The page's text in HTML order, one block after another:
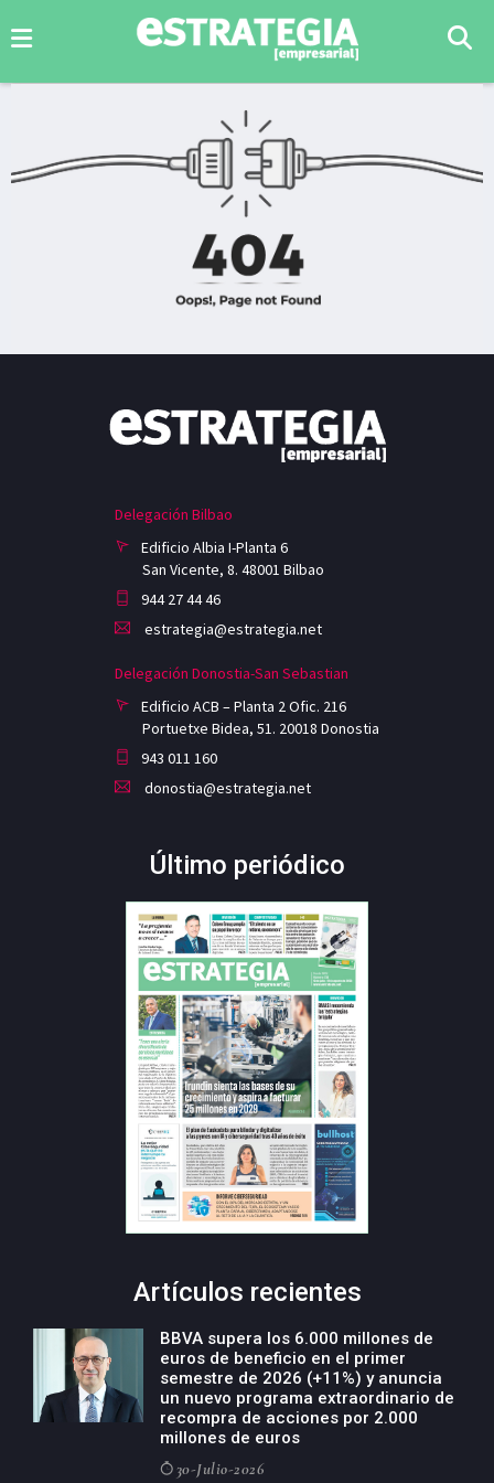
Delegación Bilbao
Edificio Albia I-Planta 6
San Vicente, 8. 48001 Bilbao
944 27 44 46
estrategia@estrategia.net
Delegación Donostia-San Sebastian
Edificio ACB – Planta 2 Ofic. 216
Portuetxe Bidea, 51. 20018 Donostia
943 011 160
donostia@estrategia.net
Último periódico
Artículos recientes
BBVA supera los 6.000 millones de
euros de beneficio en el primer
semestre de 2026 (+11%) y anuncia
un nuevo programa extraordinario de
recompra de acciones por 2.000
millones de euros
30-Julio-2026